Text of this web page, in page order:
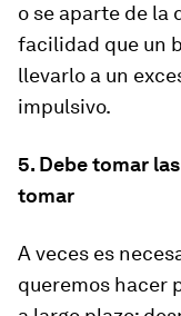
o se aparte de la
facilidad que un
llevarlo a un
impulsivo.
5. Debe tomar
tomar
A veces es
queremos hacer